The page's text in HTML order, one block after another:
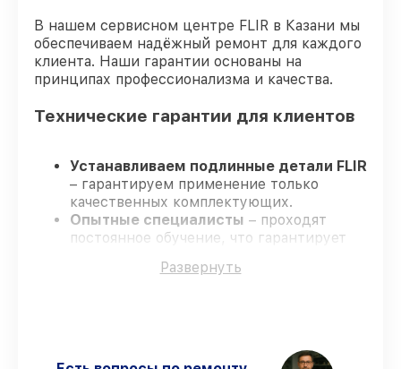
В нашем сервисном центре FLIR в Казани мы
обеспечиваем надёжный ремонт для каждого
клиента. Наши гарантии основаны на
принципах профессионализма и качества.
Технические гарантии для клиентов
Устанавливаем подлинные детали FLIR
– гарантируем применение только
качественных комплектующих.
Опытные специалисты – проходят
постоянное обучение, что гарантирует
Соблюдаем сроки ремонта
Развернуть